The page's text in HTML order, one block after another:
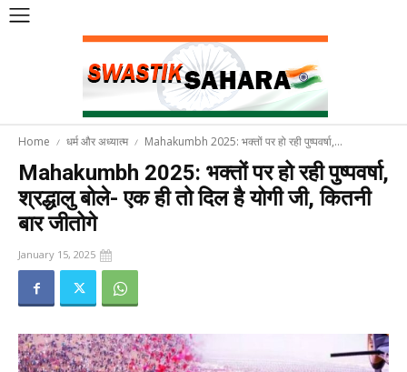
Home धर्म और अध्यात्म Mahakumbh 2025: भक्तों पर हो रही पुष्पवर्षा,...
Mahakumbh 2025: भक्तों पर हो रही पुष्पवर्षा,
श्रद्धालु बोले- एक ही तो दिल है योगी जी, कितनी
बार जीतोगे
January 15, 2025